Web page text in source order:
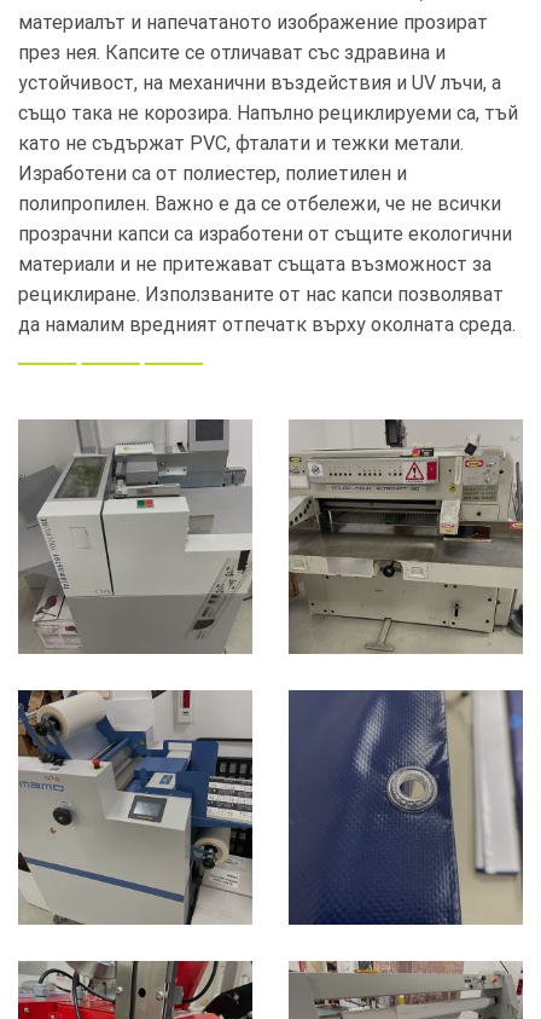
материалът и напечатаното изображение прозират
през нея. Капсите се отличават със здравина и
устойчивост, на механични въздействия и UV лъчи, а
също така не корозира. Напълно рециклируеми са, тъй
като не съдържат PVC, фталати и тежки метали.
Изработени са от полиестер, полиетилен и
полипропилен. Важно е да се отбележи, че не всички
прозрачни капси са изработени от същите екологични
материали и не притежават същата възможност за
рециклиране. Използваните от нас капси позволяват
да намалим вредният отпечатк върху околната среда.